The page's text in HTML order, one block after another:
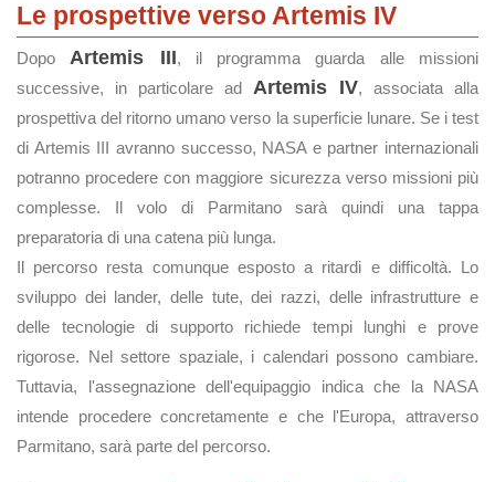
Le prospettive verso Artemis IV
Dopo Artemis III, il programma guarda alle missioni
successive, in particolare ad Artemis IV, associata alla
prospettiva del ritorno umano verso la superficie lunare. Se i test
di Artemis III avranno successo, NASA e partner internazionali
potranno procedere con maggiore sicurezza verso missioni più
complesse. Il volo di Parmitano sarà quindi una tappa
preparatoria di una catena più lunga.
Il percorso resta comunque esposto a ritardi e difficoltà. Lo
sviluppo dei lander, delle tute, dei razzi, delle infrastrutture e
delle tecnologie di supporto richiede tempi lunghi e prove
rigorose. Nel settore spaziale, i calendari possono cambiare.
Tuttavia, l'assegnazione dell'equipaggio indica che la NASA
intende procedere concretamente e che l'Europa, attraverso
Parmitano, sarà parte del percorso.